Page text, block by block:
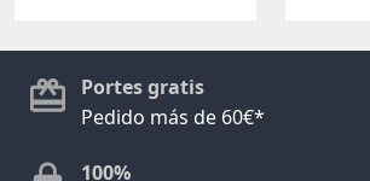
Portes gratis
Pedido más de 60€*
100%